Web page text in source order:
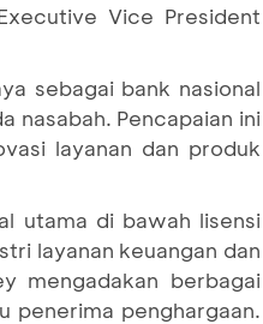
Vice President
sebagai bank nasional
nasabah. Pencapaian ini
layanan dan produk
utama di bawah lisensi
layanan keuangan dan
mengadakan berbagai
penerima penghargaan.